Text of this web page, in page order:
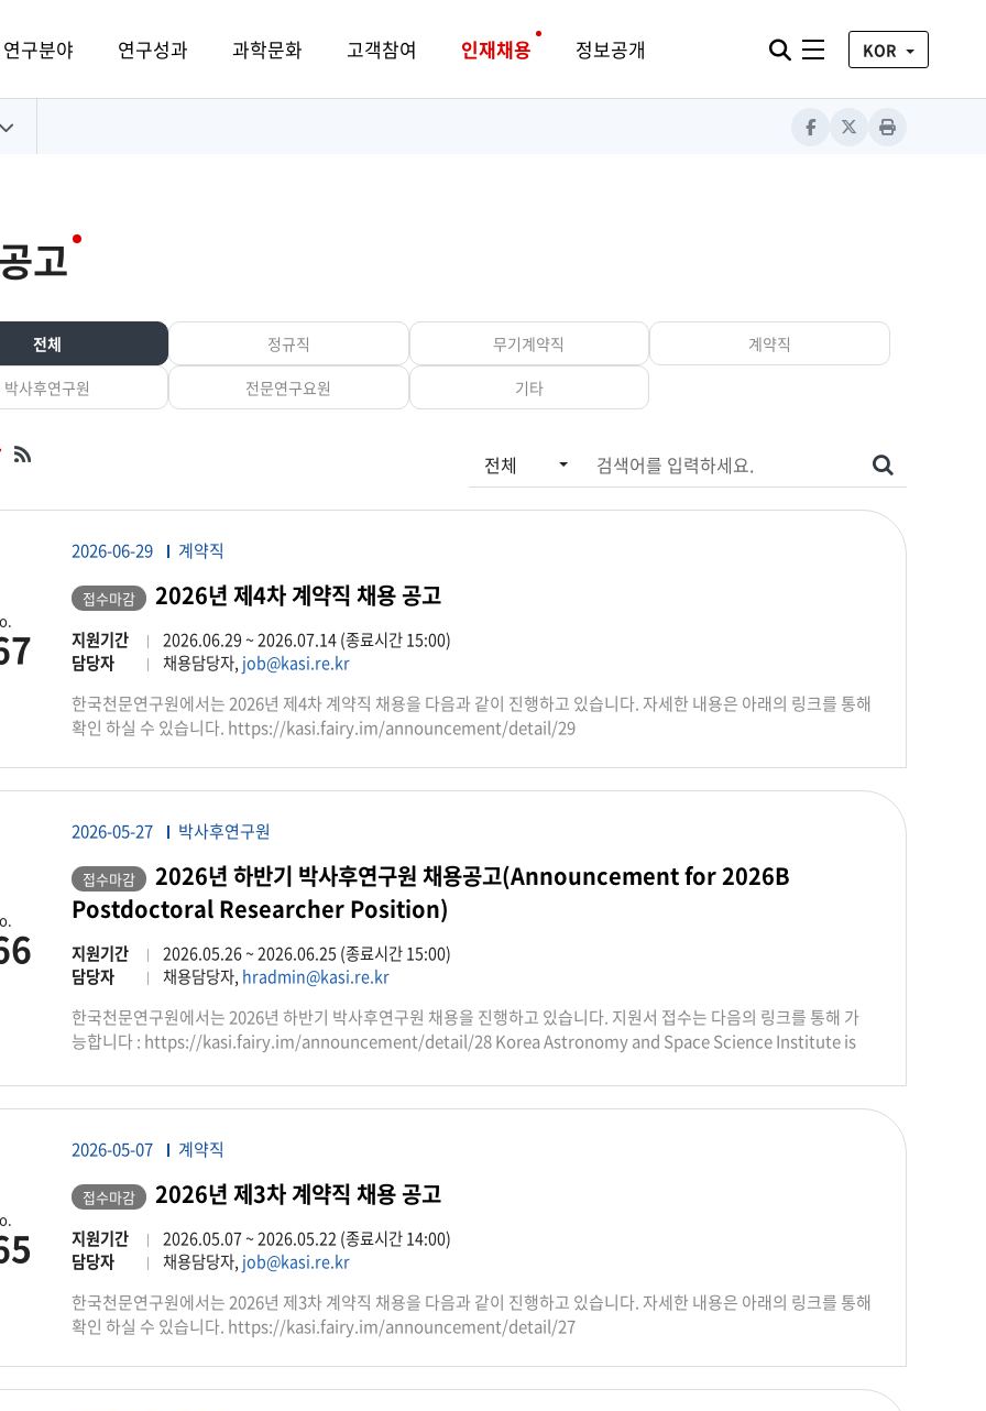
연구분야 연구성과 과학문화 고객참여 인재채용 정보공개 통합검색 열기
전체메뉴KOR
Facebook
X Print
고
전체 정규직 무기계약직
계약직
박사후연구원
전문연구요원 기타
전체
검색어를 입력하세요
검색
2026-06-29 계약직
접수마감 2026년 제4차 계약직 채용 공고
지원기간
2026.06.29 ~ 2026.07.14 (종료시간 15:00)
담당자
채용담당자, job@kasi.re.kr
한국천문연구원에서는 2026년 제4차 계약직 채용을 다음과 같이 진행하고 있습니다. 자세한 내용은 아래의 링크를 통해
확인 하실 수 있습니다. https://kasi.fairy.im/announcement/detail/29
2026-05-27 박사후연구원
접수마감
2026년 하반기 박사후연구원 채용공고(Announcement for 2026B
Postdoctoral Researcher Position)
지원기간
2026.05.26 ~ 2026.06.25 (종료시간 15:00)
담당자
채용담당자, hradmin@kasi.re.kr
한국천문연구원에서는 2026년 하반기 박사후연구원 채용을 진행하고 있습니다. 지원서 접수는 다음의 링크를 통해 가
능합니다 : https://kasi.fairy.im/announcement/detail/28 Korea Astronomy and Space Science Institute is
your application via the following link : https://kasi.fairy.im/announcement/detail/28
2026-05-07 계약직
접수마감 2026년 제3차 계약직 채용 공고
지원기간
2026.05.07 ~ 2026.05.22 (종료시간 14:00)
담당자
채용담당자, job@kasi.re.kr
한국천문연구원에서는 2026년 제3차 계약직 채용을 다음과 같이 진행하고 있습니다. 자세한 내용은 아래의 링크를 통해
확인 하실 수 있습니다. https://kasi.fairy.im/announcement/detail/27